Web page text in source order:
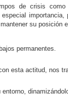
de crisis
su posición
permanentes.
esta actitud, nos
entorno,